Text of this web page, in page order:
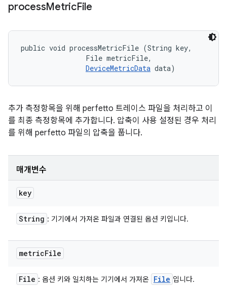
processMetricFile
public void processMetricFile (String key,
                File metricFile,
DeviceMetricData data)
추가 측정항목을 위해 perfetto 트레이스 파일을 처리하고 이
를 최종 측정항목에 추가합니다. 압축이 사용 설정된 경우 처리
를 위해 perfetto 파일의 압축을 풉니다.
매개변수
key
String : 기기에서 가져온 파일과 연결된 옵션 키입니다.
metricFile
File : 옵션 키와 일치하는 기기에서 가져온 File 입니다.